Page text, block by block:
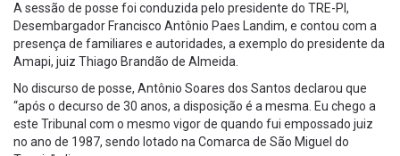
A sessão de posse foi conduzida pelo presidente do TRE-PI,
Desembargador Francisco Antônio Paes Landim, e contou com a
presença de familiares e autoridades, a exemplo do presidente da
Amapi, juiz Thiago Brandão de Almeida.
No discurso de posse, Antônio Soares dos Santos declarou que
“após o decurso de 30 anos, a disposição é a mesma. Eu chego a
este Tribunal com o mesmo vigor de quando fui empossado juiz
no ano de 1987, sendo lotado na Comarca de São Miguel do